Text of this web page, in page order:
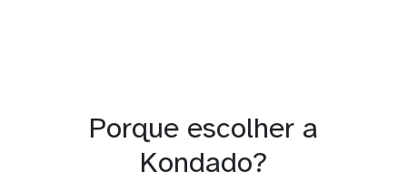
Porque escolher a
Kondado?